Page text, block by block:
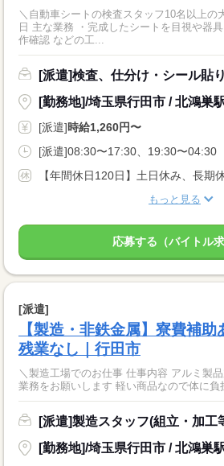
＼自動車シートの検査スタッフ10名以上の
日 主な業務 ・完成したシートを目視や器
作確認 などの工...
[派遣]検査、仕分け・シール貼り
[勤務地]/埼玉県行田市 / 北鴻巣
[派遣]時給1,260円〜
[派遣]08:30〜17:30、19:30〜04:30
【年間休日120日】土日休み、長期
もっと見る
応募する（バイトル求
[派遣]
【製造・非鉄金属】寮費補助
残業なし｜行田市
＼製造工場でのお仕事 仕事内容 アルミ製
業務をお願いします 軽い商品なので体に
[派遣]製造スタッフ(組立・加工
[勤務地]/埼玉県行田市 / 北鴻巣